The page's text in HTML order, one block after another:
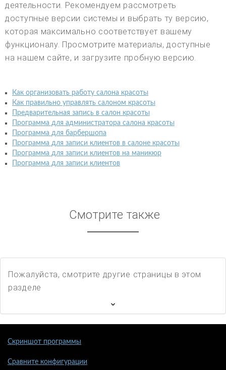
деятельности. Рекомендуем рассмотреть
доступные версии системы и выбрать ту версию,
которая максимально соответствует вашему
функционалу. Просмотрите материалы, доступные
на нашем сайте, и загрузите пробную версию.
Как организовать работу салона красоты
Как правильно управлять салоном красоты
Предварительная запись в салон красоты
Программа для администратора салона красоты
Программа для барбершопа
Программа для записи клиентов в салоне красоты
Программа для записи клиентов на маникюр
Программа для записи клиентов
Смотрите также
Пожалуйста, смотрите другие страницы в этом
разделе
Скриншот программы
Сравните конфигурации